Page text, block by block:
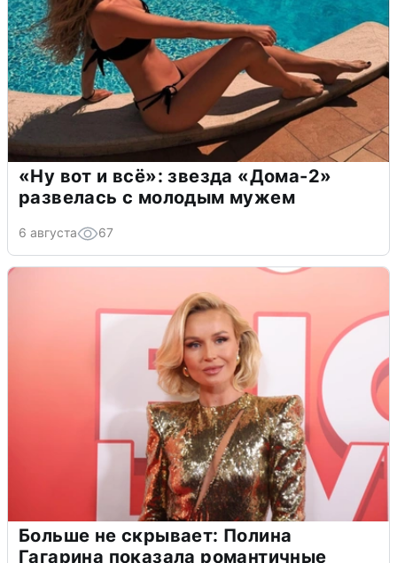
«Ну вот и всё»: звезда «Дома-2»
развелась с молодым мужем
6 августа 67
Больше не скрывает: Полина
Гагарина показала романтичные